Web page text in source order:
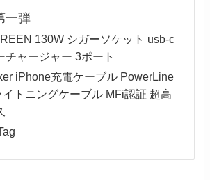
一弾
130W シガーソケット usb-c
チャージャー 3ポート
iPhone充電ケーブル PowerLine
イトニングケーブル MFi認証 超高